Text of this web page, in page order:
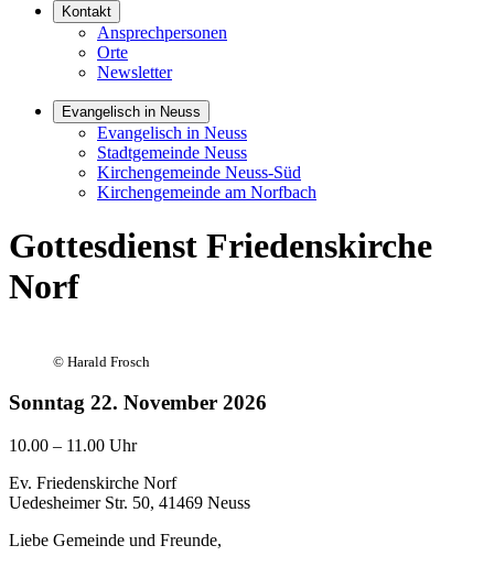
Kontakt
Ansprechpersonen
Orte
Newsletter
Evangelisch in Neuss
Evangelisch in Neuss
Stadtgemeinde Neuss
Kirchengemeinde Neuss-Süd
Kirchengemeinde am Norfbach
Gottesdienst Friedenskirche
Norf
© Harald Frosch
Sonntag 22. November 2026
10.00 – 11.00 Uhr
Ev. Friedenskirche Norf
Uedesheimer Str. 50, 41469 Neuss
Liebe Gemeinde und Freunde,